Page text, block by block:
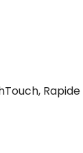
Rapide